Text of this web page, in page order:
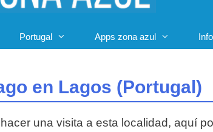
Portugal Apps zona azul Info
en Lagos (Portugal)
una visita a esta localidad, aquí